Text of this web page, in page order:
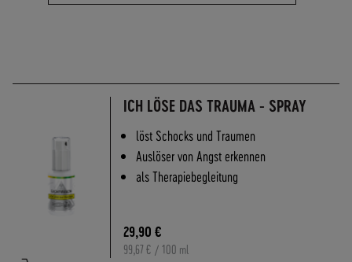
ICH LÖSE DAS TRAUMA - SPRAY
löst Schocks und Traumen
Auslöser von Angst erkennen
als Therapiebegleitung
29,90 €
99,67 € / 100 ml